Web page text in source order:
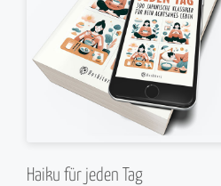
Haiku für jeden Tag